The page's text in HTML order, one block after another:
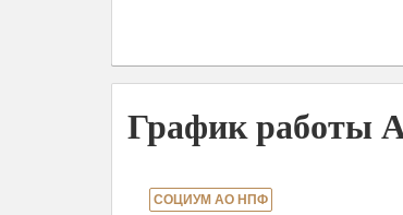
График работы
СОЦИУМ АО НПФ